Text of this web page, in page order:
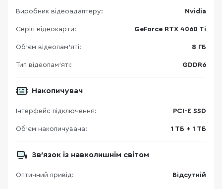
Виробник відеоадаптеру: Nvidia
Серія відеокарти: GeForce RTX 4060 Ti
Об’єм відеопам’яті: 8 ГБ
Тип відеопам’яті: GDDR6
Накопичувач
Інтерфейс підключення: PCI-E SSD
Об'єм накопичувача: 1 ТБ + 1 ТБ
Зв'язок із навколишнім світом
Оптичний привід: Відсутній